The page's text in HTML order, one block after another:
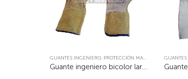
GUANTES INGENIERO, PROTECCIÓN MANUAL
Guante ingeniero bicolor largo puño 10